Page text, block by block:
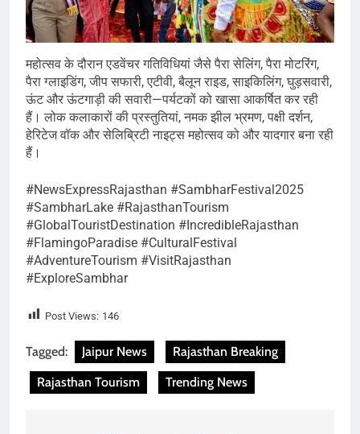
महोत्सव के दौरान एडवेंचर गतिविधियां जैसे पैरा सेलिंग, पैरा मोटरिंग,
पैरा ग्लाइडिंग, जीप सफारी, एटीवी, बैलून राइड, साइकिलिंग, घुड़सवारी,
ऊंट और ऊंटगाड़ी की सवारी—पर्यटकों को खासा आकर्षित कर रही
हैं। लोक कलाकारों की प्रस्तुतियां, नमक झील भ्रमण, पक्षी दर्शन,
हेरिटेज वॉक और सेलिब्रिटी नाइट्स महोत्सव को और यादगार बना रही
हैं।
#NewsExpressRajasthan #SambharFestival2025
#SambharLake #RajasthanTourism
#GlobalTouristDestination #IncredibleRajasthan
#FlamingoParadise #CulturalFestival
#AdventureTourism #VisitRajasthan
#ExploreSambhar
Post Views: 146
Tagged: Jaipur News
Rajasthan Breaking
Rajasthan Tourism
Trending News